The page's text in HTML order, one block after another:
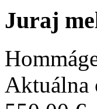
Juraj
Aktuálna